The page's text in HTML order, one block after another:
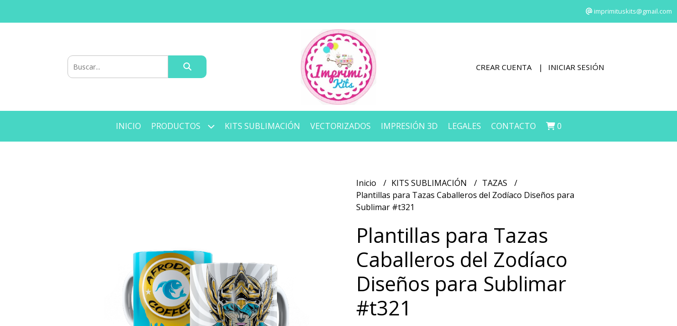
imprimituskits@gmail.com
CREAR CUENTA INICIAR SESIÓN
INICIO PRODUCTOS KITS SUBLIMACIÓN VECTORIZADOS IMPRESIÓN 3D LEGALES CONTACTO 0
Inicio KITS SUBLIMACIÓN
TAZAS
Plantillas para Tazas Caballeros del Zodíaco Diseños para
Sublimar #t321
Plantillas para Tazas
Caballeros del Zodíaco
Diseños para Sublimar
#t321